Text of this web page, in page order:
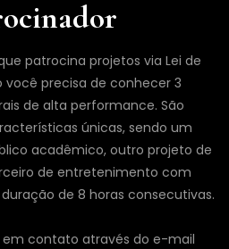
patrocina projetos via Lei de
precisa de conhecer 3
de alta performance. São
únicas, sendo um
acadêmico, outro projeto de
de entretenimento com
de 8 horas consecutivas.
em contato através do e-mail